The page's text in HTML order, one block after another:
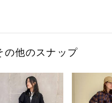
の他のスナップ